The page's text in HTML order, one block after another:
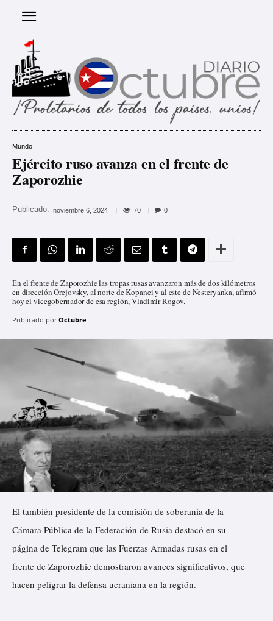
Mundo
Ejército ruso avanza en el frente de
Zaporozhie
Publicado: noviembre 6, 2024 70 0
En el frente de Zaporozhie las tropas rusas avanzaron más de dos kilómetros
en dirección Orejovsky, al norte de Kopanei y al este de Nesteryanka, afirmó
hoy el vicegobernador de esa región, Vladimir Rogov.
Publicado por Octubre
El también presidente de la comisión de soberanía de la
Cámara Pública de la Federación de Rusia destacó en su
página de Telegram que las Fuerzas Armadas rusas en el
frente de Zaporozhie demostraron avances significativos, que
hacen peligrar la defensa ucraniana en la región.